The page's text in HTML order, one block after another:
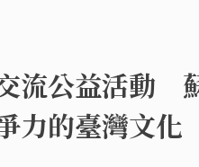
流公益活動
力的臺灣文化